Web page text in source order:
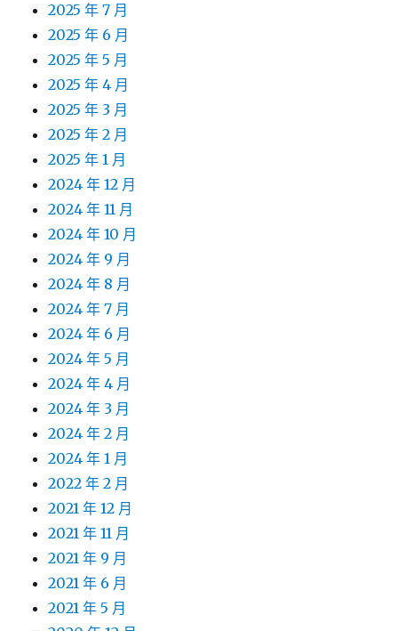
2025 年 7 月
2025 年 6 月
2025 年 5 月
2025 年 4 月
2025 年 3 月
2025 年 2 月
2025 年 1 月
2024 年 12 月
2024 年 11 月
2024 年 10 月
2024 年 9 月
2024 年 8 月
2024 年 7 月
2024 年 6 月
2024 年 5 月
2024 年 4 月
2024 年 3 月
2024 年 2 月
2024 年 1 月
2022 年 2 月
2021 年 12 月
2021 年 11 月
2021 年 9 月
2021 年 6 月
2021 年 5 月